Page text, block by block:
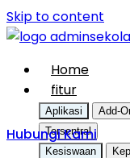
Skip to content
Home
fitur
Aplikasi Add-
Tersentral
Kesiswaan
Hubungi Kami